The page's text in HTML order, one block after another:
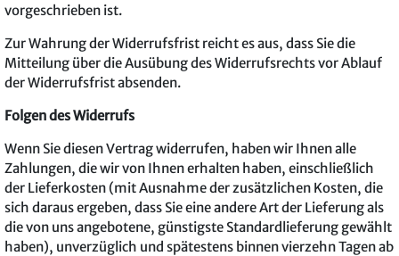
vorgeschrieben ist.
Zur Wahrung der Widerrufsfrist reicht es aus, dass Sie die
Mitteilung über die Ausübung des Widerrufsrechts vor Ablauf
der Widerrufsfrist absenden.
Folgen des Widerrufs
Wenn Sie diesen Vertrag widerrufen, haben wir Ihnen alle
Zahlungen, die wir von Ihnen erhalten haben, einschließlich
der Lieferkosten (mit Ausnahme der zusätzlichen Kosten, die
sich daraus ergeben, dass Sie eine andere Art der Lieferung als
die von uns angebotene, günstigste Standardlieferung gewählt
haben), unverzüglich und spätestens binnen vierzehn Tagen ab